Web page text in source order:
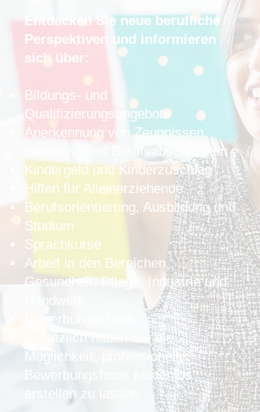
Entdecken Sie neue berufliche
Perspektiven und informieren
sich über:
Bildungs- und
Qualifizierungsangebote
Anerkennung von Zeugnissen,
Bildungs- und Berufsabschlüssen
Kindergeld und Kinderzuschlag
Hilfen für Alleinerziehende
Berufsorientierung, Ausbildung und
Studium
Sprachkurse
Arbeit in den Bereichen
Gesundheit, Pflege, Industrie und
Handwerk
Bewerbungscheck
Zusätzlich haben Sie die
Möglichkeit, professionelle
Bewerbungsfotos kostenlos
erstellen zu lassen